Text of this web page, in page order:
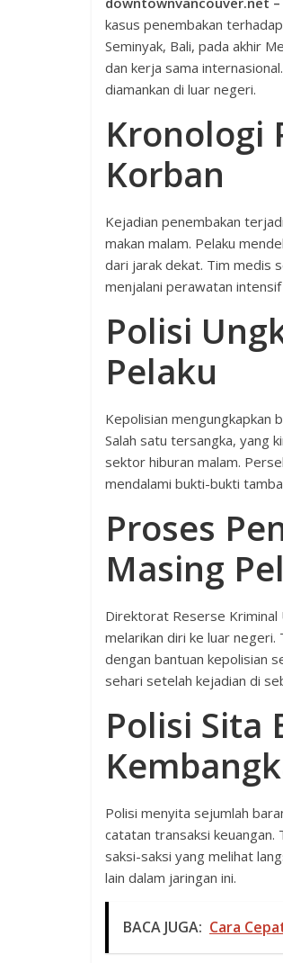
kasus penembakan
Seminyak, Bali, pada akhir
dan kerja sama
diamankan di luar negeri.
Kronologi
Korban
Kejadian penembakan
makan malam. Pelaku
dari jarak dekat. Tim medis
menjalani perawatan
Polisi
Pelaku
Kepolisian mengungkapkan
Salah satu tersangka, yang
sektor hiburan malam.
mendalami bukti-bukti
Proses
Masing
Direktorat Reserse Kriminal
melarikan diri ke luar negeri.
dengan bantuan kepolisian
sehari setelah kejadian di
Polisi Sita
Polisi menyita sejumlah
catatan transaksi
saksi-saksi yang melihat
lain dalam jaringan ini.
BACA JUGA: Cara